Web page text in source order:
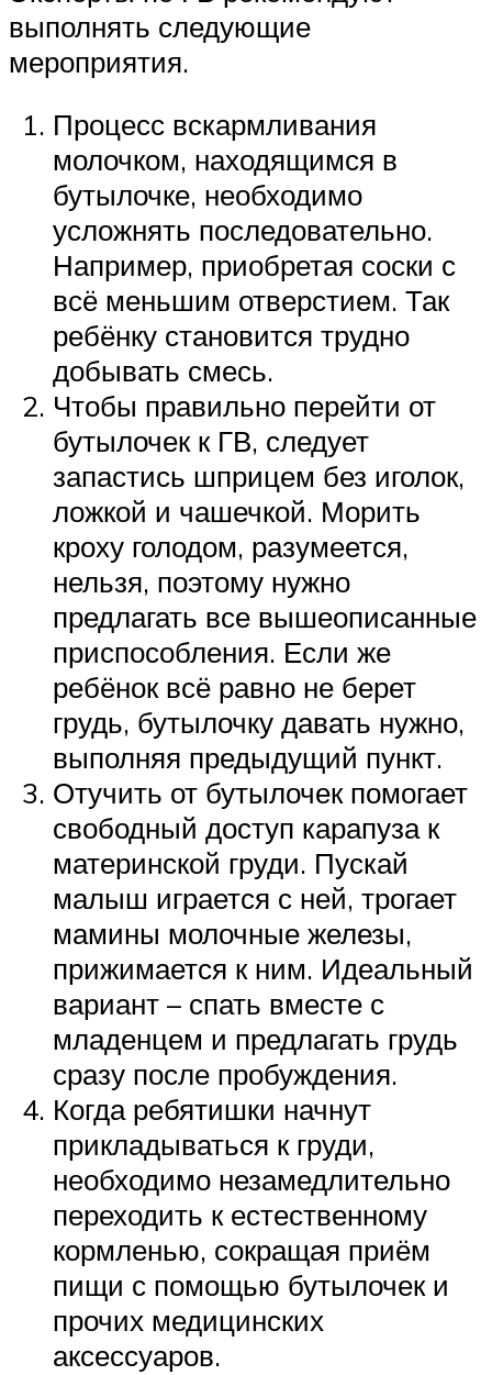
выполнять следующие
мероприятия.
Процесс вскармливания
молочком, находящимся в
бутылочке, необходимо
усложнять последовательно.
Например, приобретая соски с
всё меньшим отверстием. Так
ребёнку становится трудно
добывать смесь.
Чтобы правильно перейти от
бутылочек к ГВ, следует
запастись шприцем без иголок,
ложкой и чашечкой. Морить
кроху голодом, разумеется,
нельзя, поэтому нужно
предлагать все вышеописанные
приспособления. Если же
ребёнок всё равно не берет
грудь, бутылочку давать нужно,
выполняя предыдущий пункт.
Отучить от бутылочек помогает
свободный доступ карапуза к
материнской груди. Пускай
малыш играется с ней, трогает
мамины молочные железы,
прижимается к ним. Идеальный
вариант – спать вместе с
младенцем и предлагать грудь
сразу после пробуждения.
Когда ребятишки начнут
прикладываться к груди,
необходимо незамедлительно
переходить к естественному
кормленью, сокращая приём
пищи с помощью бутылочек и
прочих медицинских
аксессуаров.